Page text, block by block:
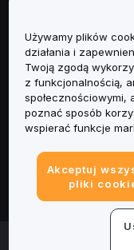
Informacje
Usługi
Obsługa
Informacje
© 2025-2026
Używamy plików
działania i
Twoją zgodą
z funkcjonalnością,
społecznościowymi,
poznać sposób
wspierać funkcje
Akceptuj
pliki